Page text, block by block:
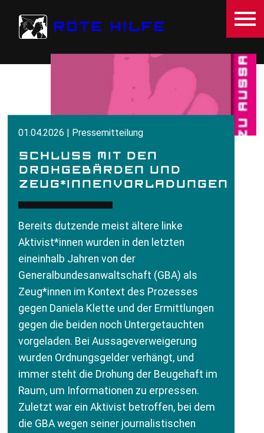
ROTE HILFE
01.04.2026 | Pressemitteilung
SCHLUSS MIT DEN
DROHGEBÄRDEN UND
ZEUG*INNENVORLADUNGEN
Bereits dutzende meist ältere linke
Aktivist*innen wurden in den letzten
eineinhalb Jahren von der
Generalbundesanwaltschaft (GBA) als
Zeug*innen im Kontext des Prozesses
gegen Daniela Klette und der Ermittlungen
gegen die beiden noch Untergetauchten
vorgeladen. Bei Aussageverweigerung
wurden Ordnungsgelder verhängt, und
immer steht die Drohung der Beugehaft im
Raum, um Informationen zu erpressen.
Zuletzt war ein Aktivist betroffen, bei dem
die GBAwegen seiner journalistischen